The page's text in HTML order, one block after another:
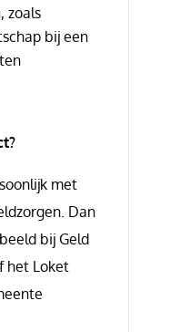
zoals
bij een
met
Dan
bij Geld
het Loket